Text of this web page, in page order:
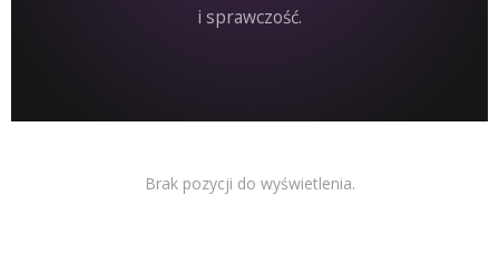
i sprawczość.
Brak pozycji do wyświetlenia.